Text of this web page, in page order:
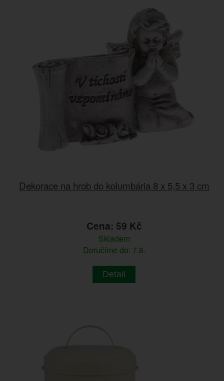
Dekorace na hrob do kolumbária 8 x 5,5 x 3 cm
Cena: 59 Kč
Skladem
Doručíme do: 7.8.
Detail